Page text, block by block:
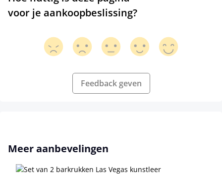
voor je aankoopbeslissing?
Feedback geven
Productgalerij overslaan
Meer aanbevelingen